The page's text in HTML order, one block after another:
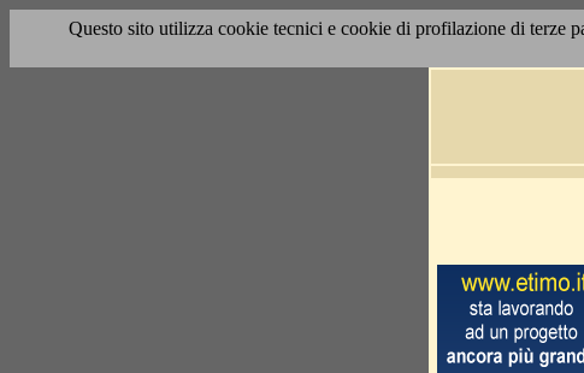
Questo sito utilizza cookie tecnici e cookie di profilazione di terze